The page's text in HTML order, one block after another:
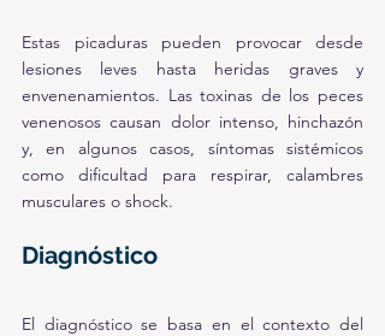
Estas picaduras pueden provocar desde
lesiones leves hasta heridas graves y
envenenamientos. Las toxinas de los peces
venenosos causan dolor intenso, hinchazón
y, en algunos casos, síntomas sistémicos
como dificultad para respirar, calambres
musculares o shock.
Diagnóstico
El diagnóstico se basa en el contexto del